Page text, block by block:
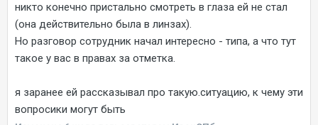
никто конечно пристально смотреть в глаза ей не стал
(она действительно была в линзах).
Но разговор сотрудник начал интересно - типа, а что тут
такое у вас в правах за отметка.
я заранее ей рассказывал про такую.ситуацию, к чему эти
вопросики могут быть